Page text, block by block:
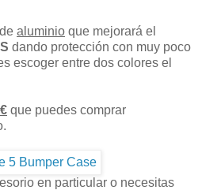
aluminio que mejorará el
dando protección con muy poco
escoger entre dos colores el
que puedes comprar
en particular o necesitas